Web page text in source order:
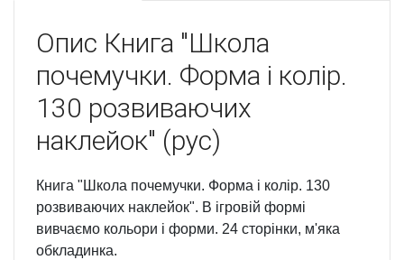
Опис Книга "Школа
почемучки. Форма і колір.
130 розвиваючих
наклейок" (рус)
Книга "Школа почемучки. Форма і колір. 130
розвиваючих наклейок". В ігровій формі
вивчаємо кольори і форми. 24 сторінки, м'яка
обкладинка.